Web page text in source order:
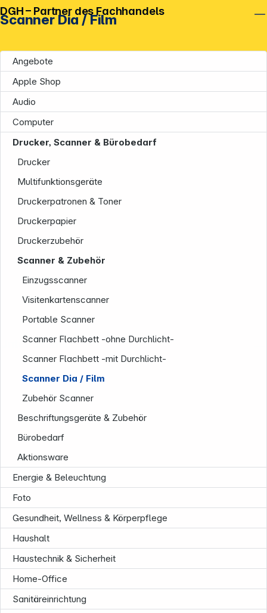
Scanner Dia / Film
Angebote
Apple Shop
Audio
Computer
Drucker, Scanner & Bürobedarf
Drucker
Multifunktionsgeräte
Druckerpatronen & Toner
Druckerpapier
Druckerzubehör
Scanner & Zubehör
Einzugsscanner
Visitenkartenscanner
Portable Scanner
Scanner Flachbett -ohne Durchlicht-
Scanner Flachbett -mit Durchlicht-
Scanner Dia / Film
Zubehör Scanner
Beschriftungsgeräte & Zubehör
Bürobedarf
Aktionsware
Energie & Beleuchtung
Foto
Gesundheit, Wellness & Körperpflege
Haushalt
Haustechnik & Sicherheit
Home-Office
Sanitäreinrichtung
DGH – Partner des Fachhandels
Unternehmen